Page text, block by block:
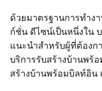
ด้วยมาตรฐานการทำง
ก์ชั่น ดีไซน์เป็นหนึ่งใน
แนะนำสำหรับผู้ที่ต้อง
บริการรับสร้างบ้านพร้
สร้างบ้านพร้อมบิลท์อิน